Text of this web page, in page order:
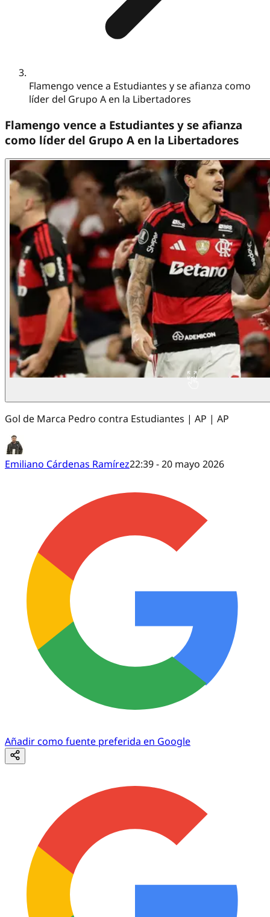
Flamengo vence a Estudiantes y se afianza como
líder del Grupo A en la Libertadores
Flamengo vence a Estudiantes y se afianza
como líder del Grupo A en la Libertadores
Gol de Marca Pedro contra Estudiantes | AP | AP
Emiliano Cárdenas Ramírez22:39 - 20 mayo 2026
Añadir como fuente preferida en Google